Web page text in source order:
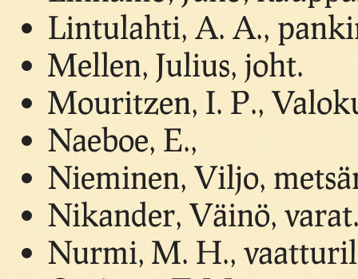
Lintulahti, A. A.,
Mellen, Julius, joht.
Mouritzen, I. P.,
Naeboe, E.,
Nieminen, Viljo,
Nikander, Väinö,
Nurmi, M. H.,